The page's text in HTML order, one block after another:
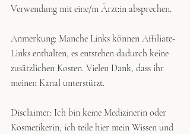
Verwendung mit eine/m Ärzt:in absprechen.
Anmerkung: Manche Links können Affiliate-
Links enthalten, es entstehen dadurch keine
zusätzlichen Kosten. Vielen Dank, dass ihr
meinen Kanal unterstützt.
Disclaimer: Ich bin keine Medizinerin oder
Kosmetikerin, ich teile hier mein Wissen und